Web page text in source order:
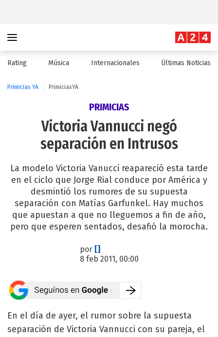
Rating Música Internacionales Últimas Noticias
Primicias YA PrimiciasYA
PRIMICIAS
Victoria Vannucci negó
separación en Intrusos
La modelo Victoria Vanucci reapareció esta tarde
en el ciclo que Jorge Rial conduce por América y
desmintió los rumores de su supuesta
separación con Matías Garfunkel. Hay muchos
que apuestan a que no lleguemos a fin de año,
pero que esperen sentados, desafió la morocha.
por []
8 feb 2011, 00:00
En el día de ayer, el rumor sobre la supuesta
separación de Victoria Vannucci con su pareja, el